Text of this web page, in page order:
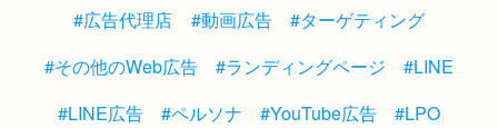
#広告代理店 #動画広告
#ターゲティング
#その他のWeb広告
#ランディングページ
#LINE
#LINE広告
#ペルソナ #YouTube広告
#LPO